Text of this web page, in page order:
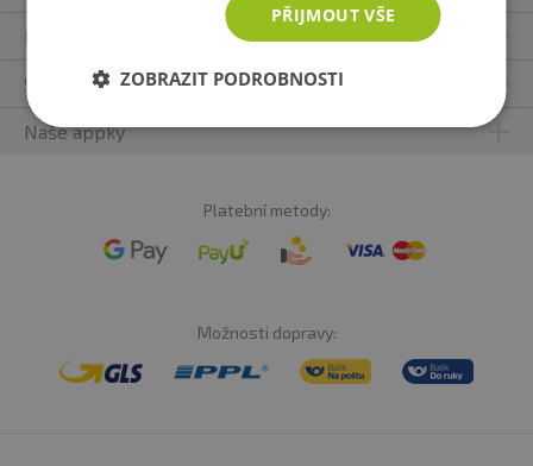
Sledujte nás
Naše appky
Platební metody:
Možnosti dopravy:
PŘIJMOUT VŠE
ZOBRAZIT PODROBNOSTI